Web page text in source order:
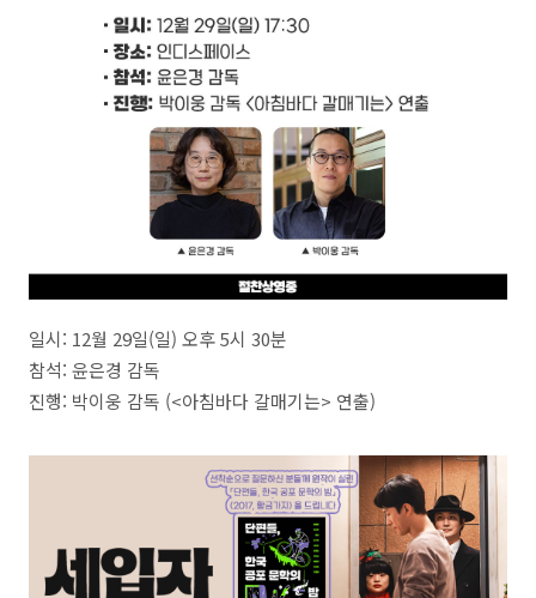
일시: 12월 29일(일) 오후 5시 30분
참석: 윤은경 감독
진행: 박이웅 감독 (<아침바다 갈매기는> 연출)